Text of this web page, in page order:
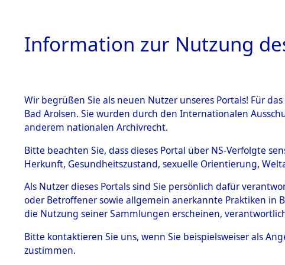
HOME
BESTÄNDE
Inhaftierungsdoku
mente
5. Verschiedenes
Todesmärsche
5.3.1 Alliierte
→0059
Information zur Nutzung
Wir begrüßen Sie als neuen Nutzer unseres Portals! Für
Bad Arolsen. Sie wurden durch den Internationalen
anderem nationalen Archivrecht.
Bitte beachten Sie, dass dieses Portal über NS-Verfolgte
Herkunft, Gesundheitszustand, sexuelle Orientierung,
Als Nutzer dieses Portals sind Sie persönlich dafür
oder Betroffener sowie allgemein anerkannte Praktiken in
die Nutzung seiner Sammlungen erscheinen,
Bitte kontaktieren Sie uns, wenn Sie beispielsweiser als
zustimmen.